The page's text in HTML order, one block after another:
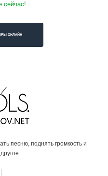
сейчас!
ОНЛАЙН
песню, поднять громкость и